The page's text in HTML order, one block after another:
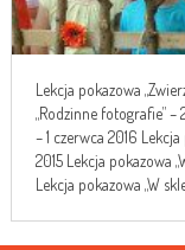
Lekcja pokazowa
„Rodzinne fotografie” –
– 1 czerwca 2016
2015 Lekcja pokazowa
Lekcja pokazowa „W